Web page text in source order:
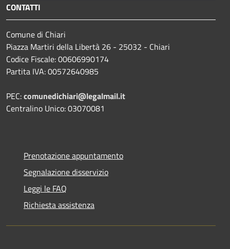
CONTATTI
Comune di Chiari
Piazza Martiri della Libertà 26 - 25032 - Chiari
Codice Fiscale: 00606990174
Partita IVA: 00572640985
PEC:comunedichiari@legalmail.it
Centralino Unico: 03070081
Prenotazione appuntamento
Segnalazione disservizio
Leggi le FAQ
Richiesta assistenza